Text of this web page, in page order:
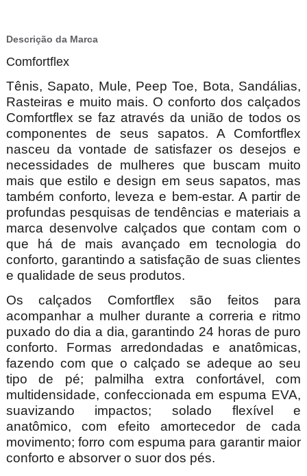
Descrição da Marca
Comfortflex
Tênis, Sapato, Mule, Peep Toe, Bota, Sandálias,
Rasteiras e muito mais. O conforto dos calçados
Comfortflex se faz através da união de todos os
componentes de seus sapatos. A Comfortflex
nasceu da vontade de satisfazer os desejos e
necessidades de mulheres que buscam muito
mais que estilo e design em seus sapatos, mas
também conforto, leveza e bem-estar. A partir de
profundas pesquisas de tendências e materiais a
marca desenvolve calçados que contam com o
que há de mais avançado em tecnologia do
conforto, garantindo a satisfação de suas clientes
e qualidade de seus produtos.
Os calçados Comfortflex são feitos para
acompanhar a mulher durante a correria e ritmo
puxado do dia a dia, garantindo 24 horas de puro
conforto. Formas arredondadas e anatômicas,
fazendo com que o calçado se adeque ao seu
tipo de pé; palmilha extra confortável, com
multidensidade, confeccionada em espuma EVA,
suavizando impactos; solado flexível e
anatômico, com efeito amortecedor de cada
movimento; forro com espuma para garantir maior
conforto e absorver o suor dos pés.